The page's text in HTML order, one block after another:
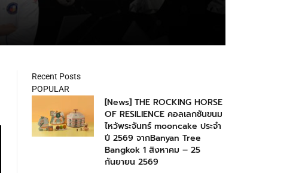
Recent Posts
POPULAR
[News] THE ROCKING HORSE
OF RESILIENCE คอลเลกชันขนม
ไหว้พระจันทร์ mooncake ประจำ
ปี 2569 จากBanyan Tree
Bangkok 1 สิงหาคม – 25
กันยายน 2569